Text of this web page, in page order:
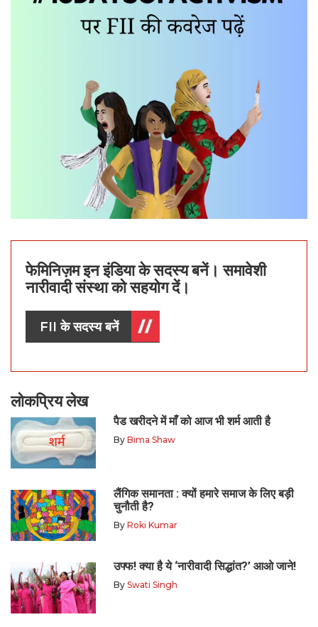
फेमिनिज़म इन इंडिया के सदस्य बनें। समावेशी
नारीवादी संस्था को सहयोग दें।
FII के सदस्य बनें
लोकप्रिय लेख
पैड खरीदने में माँ को आज भी शर्म आती है
By Bima Shaw
लैंगिक समानता : क्यों हमारे समाज के लिए बड़ी
चुनौती है?
By Roki Kumar
उफ्फ! क्या है ये ‘नारीवादी सिद्धांत?’ आओ जाने!
By Swati Singh